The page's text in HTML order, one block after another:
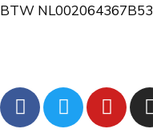
BTW NL002064367B53